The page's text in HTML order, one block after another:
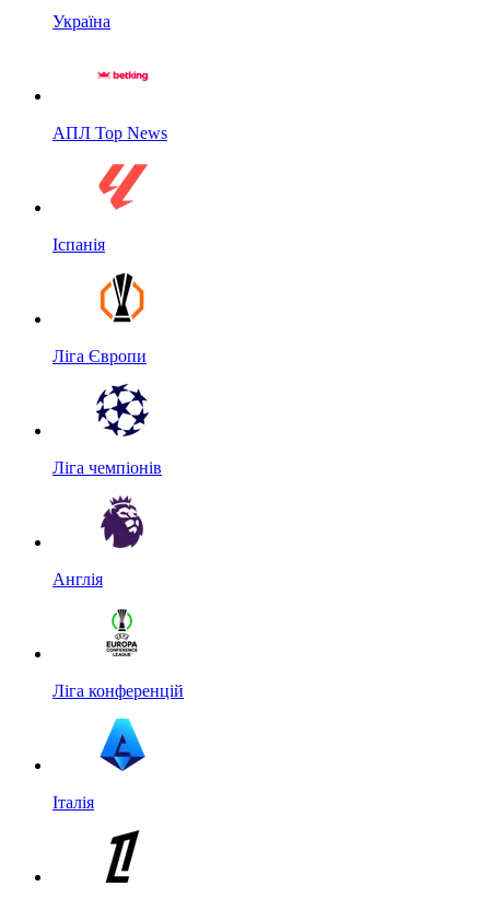
Україна
АПЛ Top News
Іспанія
Ліга Європи
Ліга чемпіонів
Англія
Ліга конференцій
Італія